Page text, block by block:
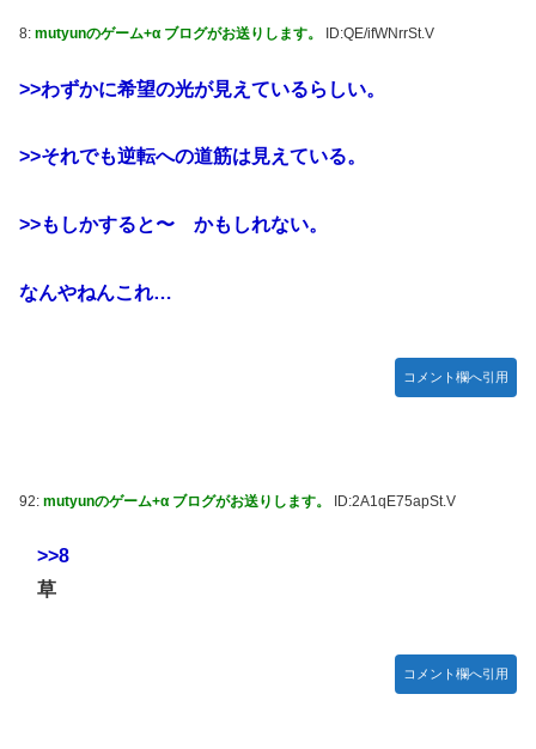
8: mutyunのゲーム+α ブログがお送りします。 ID:QE/ifWNrrSt.V
>>わずかに希望の光が見えているらしい。
>>それでも逆転への道筋は見えている。
>>もしかすると〜 かもしれない。
なんやねんこれ…
コメント欄へ引用
92: mutyunのゲーム+α ブログがお送りします。 ID:2A1qE75apSt.V
>>8
草
コメント欄へ引用